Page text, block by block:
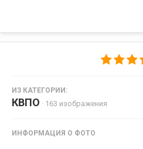
ИЗ КАТЕГОРИИ:
КВПО · 163 изображения
ИНФОРМАЦИЯ О ФОТО